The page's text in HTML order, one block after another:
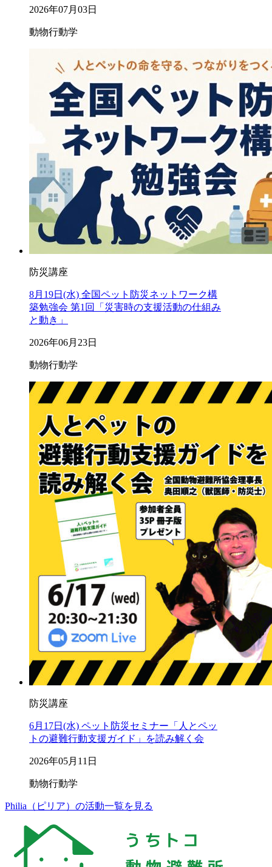
2026年07月03日
動物行動学
防災講座
8月19日(水) 全国ペット防災ネットワーク構
築勉強会 第1回「災害時の支援活動の仕組み
と動き」
2026年06月23日
動物行動学
防災講座
6月17日(水) ペット防災セミナー「人とペッ
トの避難行動支援ガイド」を読み解く会
2026年05月11日
動物行動学
Philia（ピリア）の活動一覧を見る